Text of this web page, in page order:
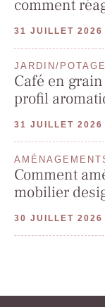
comment
31 JUILLET 2026
JARDIN/
Café en
profil
31 JUILLET 2026
Comment
mobilier
30 JUILLET 2026